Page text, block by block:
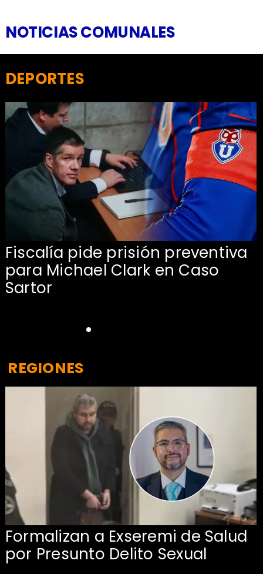
NOTICIAS COMUNALES
Fiscalía pide prisión preventiva
para Michael Clark en Caso
Sartor
DEPORTES
Formalizan a Exseremi de Salud
por Presunto Delito Sexual
REGIONES